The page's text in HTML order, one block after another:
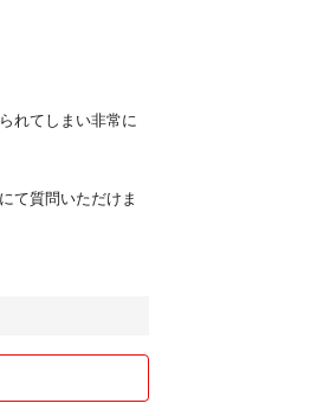
ルジェラ
ー #kolor #カラ
れてしまい非常に
て質問いただけま